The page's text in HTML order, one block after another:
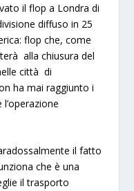
ilflop a Londra di
diffuso in 25
flop che, come
alla chiusura del
città di
ha mai raggiunto i
il fatto
che è una
il trasporto